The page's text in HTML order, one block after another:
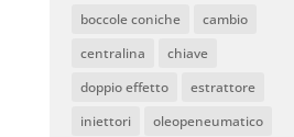
boccole coniche
cambio
centralina
chiave
doppio effetto
estrattore
iniettori
oleopeneumatico